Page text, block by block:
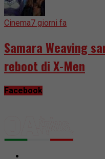
Cinema7 giorni fa
Samara Weaving
reboot di X-Men
Facebook